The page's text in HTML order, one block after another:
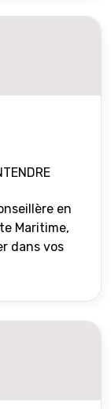
en
Maritime,
dans vos